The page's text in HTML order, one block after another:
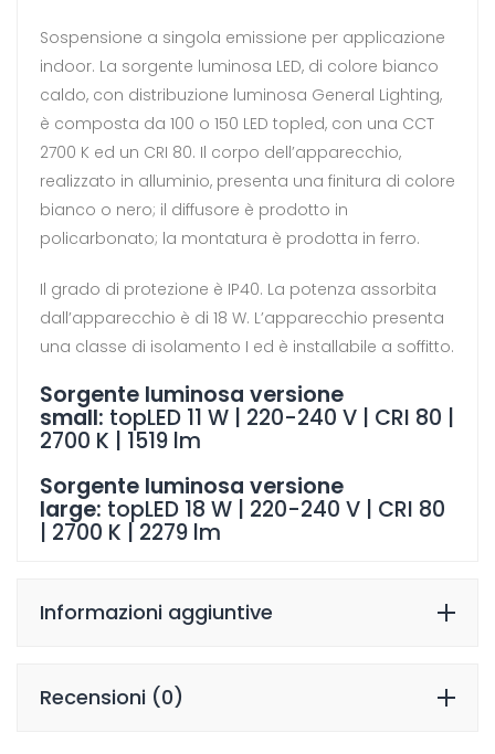
Sospensione a singola emissione per applicazione
indoor. La sorgente luminosa LED, di colore bianco
caldo, con distribuzione luminosa General Lighting,
è composta da 100 o 150 LED topled, con una CCT
2700 K ed un CRI 80. Il corpo dell’apparecchio,
realizzato in alluminio, presenta una finitura di colore
bianco o nero; il diffusore è prodotto in
policarbonato; la montatura è prodotta in ferro.
Il grado di protezione è IP40. La potenza assorbita
dall’apparecchio è di 18 W. L’apparecchio presenta
una classe di isolamento I ed è installabile a soffitto.
Sorgente luminosa versione
small: topLED 11 W | 220-240 V | CRI 80 |
2700 K | 1519 lm
Sorgente luminosa versione
large: topLED 18 W | 220-240 V | CRI 80
| 2700 K | 2279 lm
Informazioni aggiuntive
Recensioni (0)